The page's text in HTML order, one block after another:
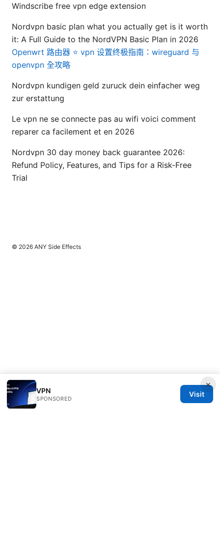
Windscribe free vpn edge extension
Nordvpn basic plan what you actually get is it worth
it: A Full Guide to the NordVPN Basic Plan in 2026
Openwrt 路由器 ⭐ vpn 设置终极指南：wireguard 与
openvpn 全攻略
Nordvpn kundigen geld zuruck dein einfacher weg
zur erstattung
Le vpn ne se connecte pas au wifi voici comment
reparer ca facilement et en 2026
Nordvpn 30 day money back guarantee 2026:
Refund Policy, Features, and Tips for a Risk-Free
Trial
×
VPN
SPONSORED
Visit
© 2026 ANY Side Effects